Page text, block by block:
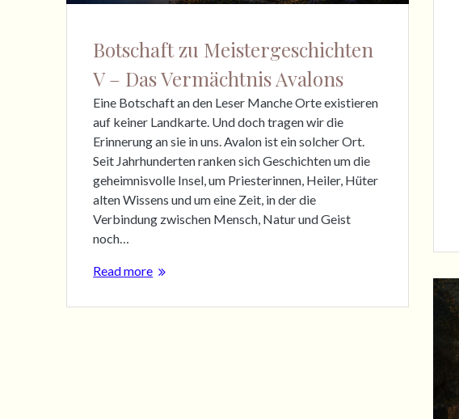
Botschaft zu Meistergeschichten
V – Das Vermächtnis Avalons
Eine Botschaft an den Leser Manche Orte existieren
auf keiner Landkarte. Und doch tragen wir die
Erinnerung an sie in uns. Avalon ist ein solcher Ort.
Seit Jahrhunderten ranken sich Geschichten um die
geheimnisvolle Insel, um Priesterinnen, Heiler, Hüter
alten Wissens und um eine Zeit, in der die
Verbindung zwischen Mensch, Natur und Geist
noch…
Read more